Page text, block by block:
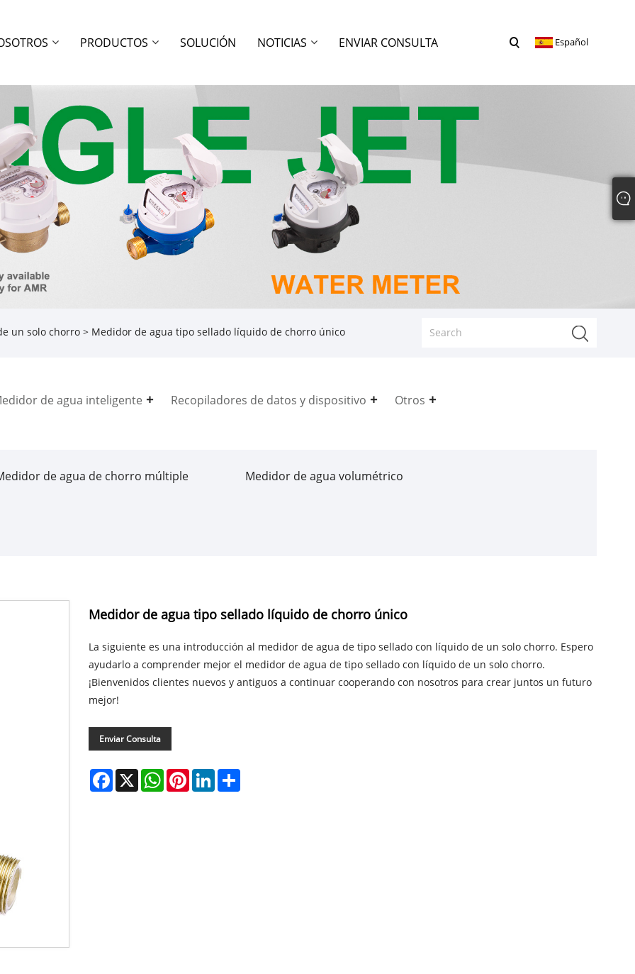
PRODUCTOS SOLUCIÓN NOTICIAS ENVIAR CONSULTA Español
un solo chorro> Medidor de agua tipo sellado líquido de chorro único
de agua inteligente Recopiladores de datos y dispositivo Otros
de agua de chorro múltiple Medidor de agua volumétrico
Medidor de agua tipo sellado líquido de chorro único
La siguiente es una introducción al medidor de agua de tipo sellado con líquido de un solo chorro. Espero
ayudarlo a comprender mejor el medidor de agua de tipo sellado con líquido de un solo chorro.
¡Bienvenidos clientes nuevos y antiguos a continuar cooperando con nosotros para crear juntos un futuro
mejor!
Enviar Consulta
Facebook
X WhatsApp
PinterestLinkedIn